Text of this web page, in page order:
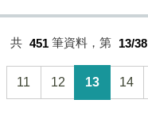
共 451 筆資料，第 13/38
11 12 13 14